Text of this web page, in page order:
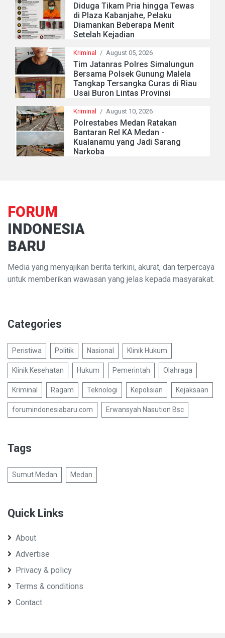
Diduga Tikam Pria hingga Tewas
di Plaza Kabanjahe, Pelaku
Diamankan Beberapa Menit
Setelah Kejadian
Kriminal / August 05, 2026
Tim Jatanras Polres Simalungun
Bersama Polsek Gunung Malela
Tangkap Tersangka Curas di Riau
Usai Buron Lintas Provinsi
Kriminal / August 10, 2026
Polrestabes Medan Ratakan
Bantaran Rel KA Medan -
Kualanamu yang Jadi Sarang
Narkoba
FORUM
INDONESIA
BARU
Media yang menyajikan berita terkini, akurat, dan terpercaya
untuk memberikan wawasan yang jelas kepada masyarakat.
Categories
Peristiwa Politik Nasional Klinik Hukum
Klinik Kesehatan Hukum Pemerintah Olahraga
Kriminal Ragam Teknologi Kepolisian Kejaksaan
forumindonesiabaru.com Erwansyah Nasution Bsc
Tags
Sumut Medan Medan
Quick Links
About
Advertise
Privacy & policy
Terms & conditions
Contact